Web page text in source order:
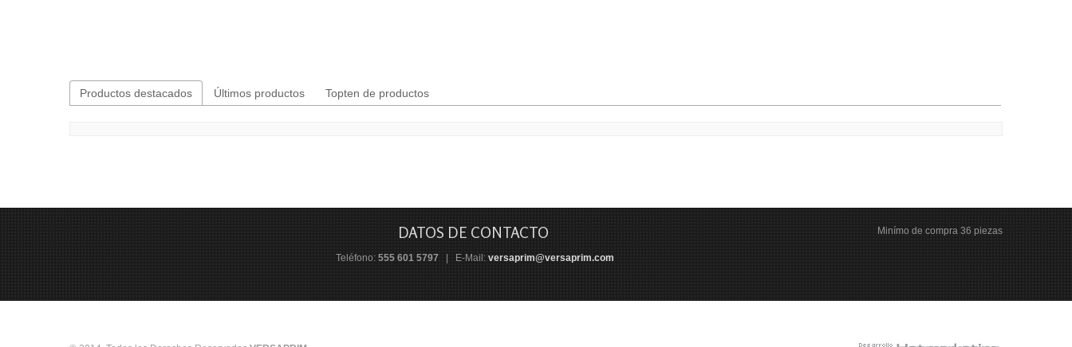
Productos destacados Últimos productos Topten de productos
Minímo de compra 36 piezas
DATOS DE CONTACTO
Teléfono: 555 601 5797 | E-Mail: versaprim@versaprim.com